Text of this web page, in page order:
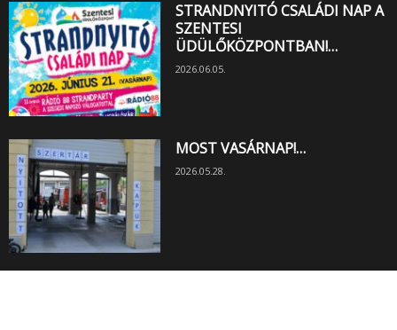
STRANDNYITÓ CSALÁDI NAP A
SZENTESI
ÜDÜLŐKÖZPONTBAN!…
2026.06.05.
MOST VASÁRNAP!…
2026.05.28.